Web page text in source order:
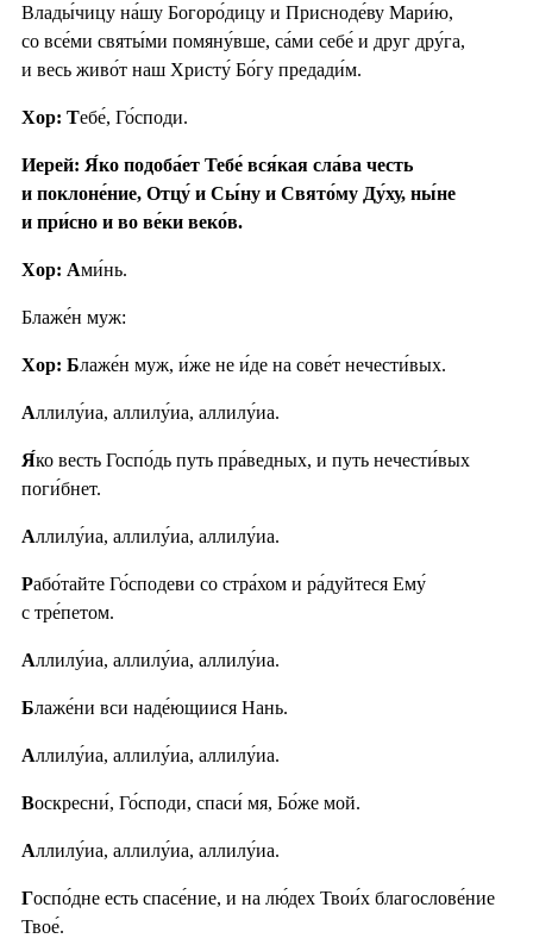
Влады́чицу на́шу Богоро́дицу и Присноде́ву Мари́ю,
со все́ми святы́ми помяну́вше, са́ми себе́ и друг дру́га,
и весь живо́т наш Христу́ Бо́гу предади́м.
Хор: Тебе́, Го́споди.
Иерей: Я́ко подоба́ет Тебе́ вся́кая сла́ва честь
и поклоне́ние, Отцу́ и Сы́ну и Свято́му Ду́ху, ны́не
и при́сно и во ве́ки веко́в.
Хор: Ами́нь.
Блаже́н муж:
Хор: Блаже́н муж, и́же не и́де на сове́т нечести́вых.
Аллилу́иа, аллилу́иа, аллилу́иа.
Я́ко весть Госпо́дь путь пра́ведных, и путь нечести́вых
поги́бнет.
Аллилу́иа, аллилу́иа, аллилу́иа.
Рабо́тайте Го́сподеви со стра́хом и ра́дуйтеся Ему́
с тре́петом.
Аллилу́иа, аллилу́иа, аллилу́иа.
Блаже́ни вси наде́ющиися Нань.
Аллилу́иа, аллилу́иа, аллилу́иа.
Воскресни́, Го́споди, спаси́ мя, Бо́же мой.
Аллилу́иа, аллилу́иа, аллилу́иа.
Госпо́дне есть спасе́ние, и на лю́дех Твои́х благослове́ние
Твое́.